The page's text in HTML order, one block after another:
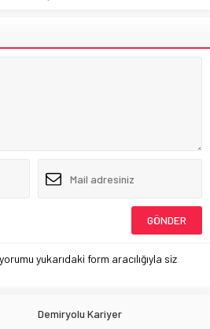
yukarıdaki form aracılığıyla siz
Demiryolu Kariyer